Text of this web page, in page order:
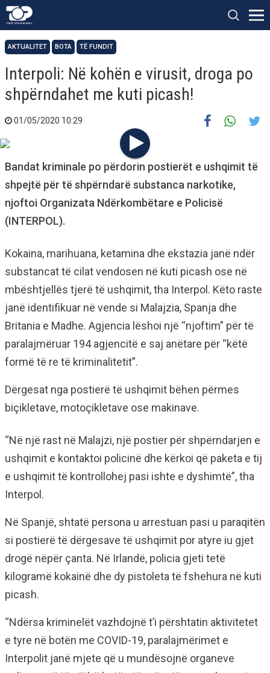
AKTUALITET BOTA TË FUNDIT
Interpoli: Në kohën e virusit, droga po
shpërndahet me kuti picash!
01/05/2020 10:29
Bandat kriminale po përdorin postierët e ushqimit të
shpejtë për të shpërndarë substanca narkotike,
njoftoi Organizata Ndërkombëtare e Policisë
(INTERPOL).
Kokaina, marihuana, ketamina dhe ekstazia janë ndër
substancat të cilat vendosen në kuti picash ose në
mbështjellës tjerë të ushqimit, tha Interpol. Këto raste
janë identifikuar në vende si Malajzia, Spanja dhe
Britania e Madhe. Agjencia lëshoi një “njoftim” për të
paralajmëruar 194 agjencitë e saj anëtare për “këtë
formë të re të kriminalitetit”.
Dërgesat nga postierë të ushqimit bëhen përmes
biçikletave, motoçikletave ose makinave.
“Në një rast në Malajzi, një postier për shpërndarjen e
ushqimit e kontaktoi policinë dhe kërkoi që paketa e tij
e ushqimit të kontrollohej pasi ishte e dyshimtë”, tha
Interpol.
Në Spanjë, shtatë persona u arrestuan pasi u paraqitën
si postierë të dërgesave të ushqimit por atyre iu gjet
drogë nëpër çanta. Në Irlandë, policia gjeti tetë
kilogramë kokainë dhe dy pistoleta të fshehura në kuti
picash.
“Ndërsa kriminelët vazhdojnë t’i përshtatin aktivitetet
e tyre në botën me COVID-19, paralajmërimet e
Interpolit janë mjete që u mundësojnë organeve